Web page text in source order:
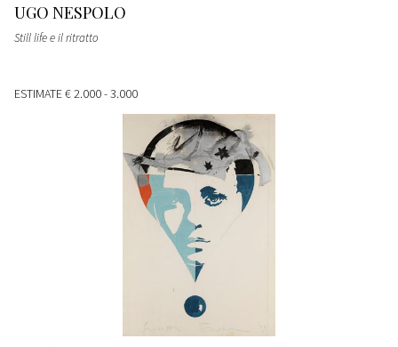
UGO NESPOLO
Still life e il ritratto
ESTIMATE€ 2.000 - 3.000